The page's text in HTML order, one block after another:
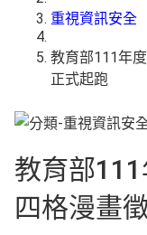
重視資訊安全
教育部111年
正式起跑
教育部
四格漫畫